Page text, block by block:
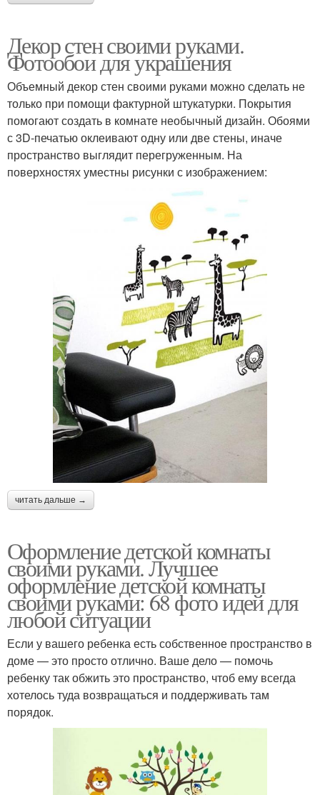
Декор стен своими руками.
Фотообои для украшения
Объемный декор стен своими руками можно сделать не
только при помощи фактурной штукатурки. Покрытия
помогают создать в комнате необычный дизайн. Обоями
с 3D-печатью оклеивают одну или две стены, иначе
пространство выглядит перегруженным. На
поверхностях уместны рисунки с изображением:
читать дальше →
Оформление детской комнаты
своими руками. Лучшее
оформление детской комнаты
своими руками: 68 фото идей для
любой ситуации
Если у вашего ребенка есть собственное пространство в
доме — это просто отлично. Ваше дело — помочь
ребенку так обжить это пространство, чтоб ему всегда
хотелось туда возвращаться и поддерживать там
порядок.